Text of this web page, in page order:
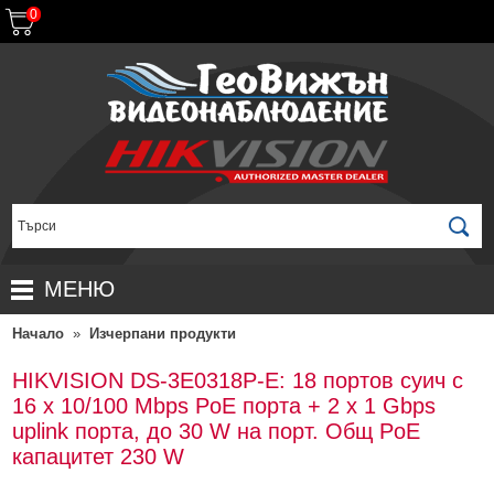
0
МЕНЮ
НАЧАЛО
ПРОДУКТИ
ПРОМОЦИИ
НОВИ ПРОДУКТИ
ЗА ДИСТРИБУТОРИ
ГАРАНЦИОННИ УСЛОВИЯ
Начало » Изчерпани продукти
HIKVISION DS-3E0318P-E: 18 портов суич с
16 x 10/100 Mbps PoE порта + 2 x 1 Gbps
uplink порта, до 30 W на порт. Общ PoE
капацитет 230 W